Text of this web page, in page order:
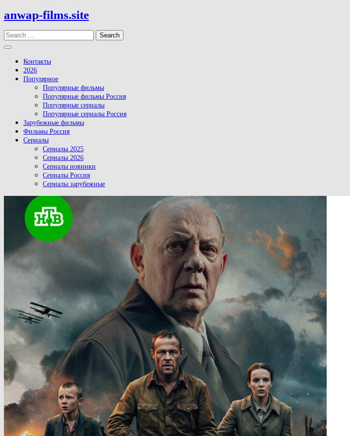
Skip
to
content
anwap-films.site
Search
Open
Button
Контакты
2026
Популярное
Популярные фильмы
Популярные фильмы Россия
Популярные сериалы
Популярные сериалы Россия
Зарубежные фильмы
Фильмы Россия
Сериалы
Сериалы 2025
Сериалы 2026
Сериалы новинки
Сериалы Россия
Сериалы зарубежные